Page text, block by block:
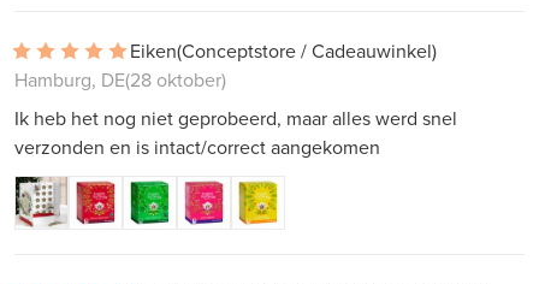
Eiken(Conceptstore / Cadeauwinkel)
Hamburg, DE(28 oktober)
Ik heb het nog niet geprobeerd, maar alles werd snel
verzonden en is intact/correct aangekomen